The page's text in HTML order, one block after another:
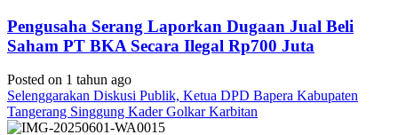
Pengusaha Serang Laporkan Dugaan Jual Beli
Saham PT BKA Secara Ilegal Rp700 Juta
Posted on 1 tahun ago
Selenggarakan Diskusi Publik, Ketua DPD Bapera Kabupaten
Tangerang Singgung Kader Golkar Karbitan